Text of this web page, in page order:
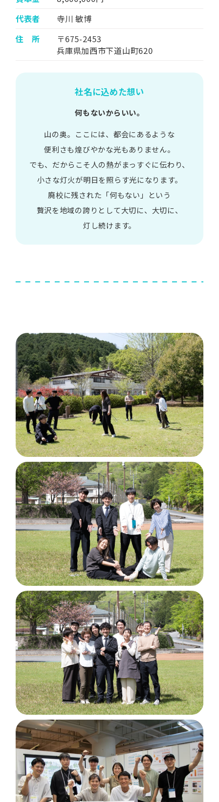
代表者
寺川 敏博
住 所
〒675-2453
兵庫県加西市下道山町620
社名に込めた想い
何もないからいい。
山の​奥。​ここには、​都会に​あるような​
便利さも煌びやかな​光も​ありません。​
でも、​だから​こそ 人の​熱が​まっすぐに​伝わり、
小さな​灯火が​明日を​照らす光に​なります。
廃校に​残された​「何も​ない」と​いう​
贅沢を地域の​誇りと​して大切に、​大切に、​
灯し続けます。​